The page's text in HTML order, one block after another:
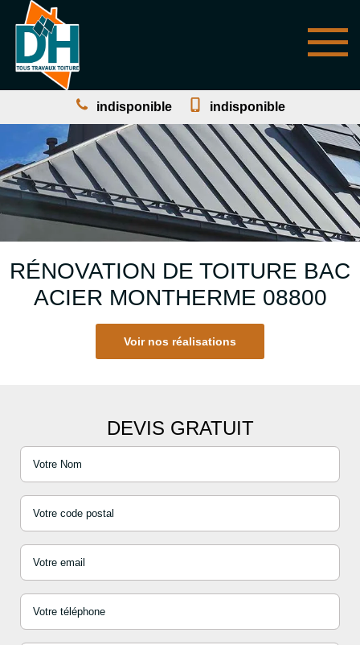
indisponible indisponible
RÉNOVATION DE TOITURE BAC
ACIER MONTHERME 08800
Voir nos réalisations
DEVIS GRATUIT